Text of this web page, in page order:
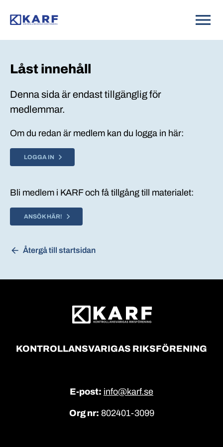
Låst innehåll
Denna sida är endast tillgänglig för
medlemmar.
Om du redan är medlem kan du logga in här:
LOGGA IN
Bli medlem i KARF och få tillgång till materialet:
ANSÖK HÄR!
Återgå till startsidan
KONTROLLANSVARIGAS RIKSFÖRENING
E-post: info@karf.se
Org nr: 802401-3099